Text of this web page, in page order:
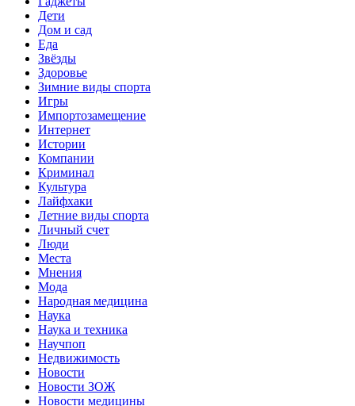
Дети
Дом и сад
Еда
Звёзды
Здоровье
Зимние виды спорта
Игры
Импортозамещение
Интернет
Истории
Компании
Криминал
Культура
Лайфхаки
Летние виды спорта
Личный счет
Люди
Места
Мнения
Мода
Народная медицина
Наука
Наука и техника
Научпоп
Недвижимость
Новости
Новости ЗОЖ
Новости медицины